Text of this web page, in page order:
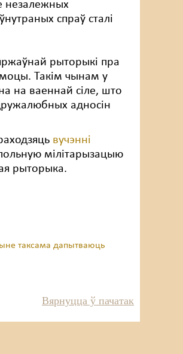
незалежных
спраў сталі
рыторыкі пра
Такім чынам у
на ваеннай сіле, што
адносін
вучэнні
мілітарызацыю
рыторыка.
таксама дапытваюць
Вярнуцца ў пачатак